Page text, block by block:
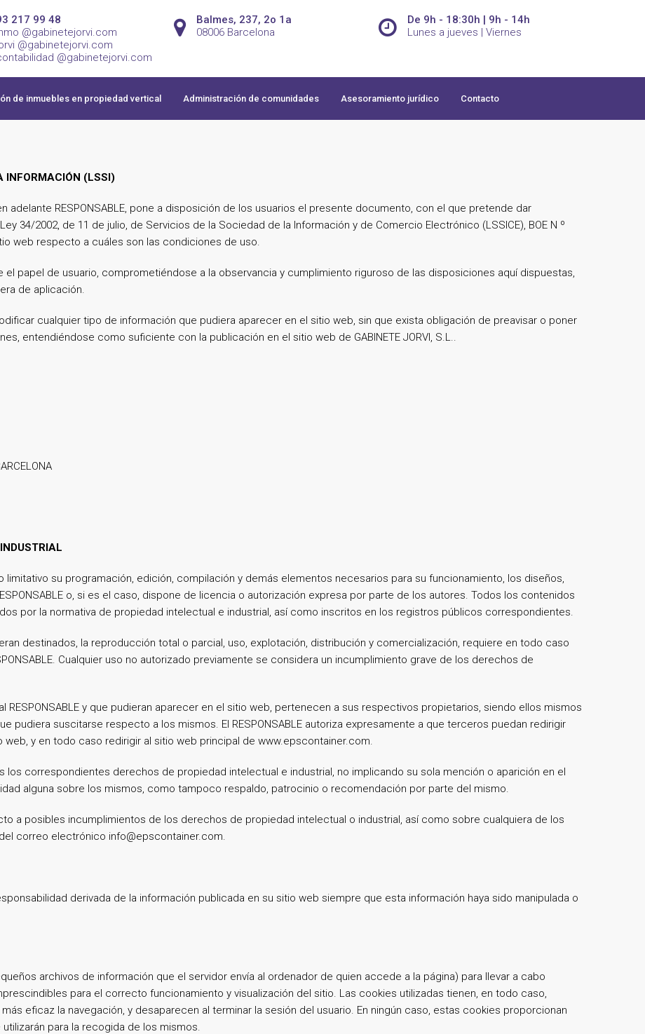
De 9h - 18:30h | 9h - 14h
Lunes a jueves | Viernes
Balmes, 237, 2o 1a
08006 Barcelona
217 99 48
@gabinetejorvi.com
@gabinetejorvi.com
@gabinetejorvi.com
de inmuebles en propiedad vertical Administración de comunidades Asesoramiento jurídico Contacto
INFORMACIÓN (LSSI)
adelante RESPONSABLE, pone a disposición de los usuarios el presente documento, con el que pretende dar
34/2002, de 11 de julio, de Servicios de la Sociedad de la Información y de Comercio Electrónico (LSSICE), BOE N º
web respecto a cuáles son las condiciones de uso.
papel de usuario, comprometiéndose a la observancia y cumplimiento riguroso de las disposiciones aquí dispuestas,
de aplicación.
cualquier tipo de información que pudiera aparecer en el sitio web, sin que exista obligación de preavisar o poner
entendiéndose como suficiente con la publicación en el sitio web de GABINETE JORVI, S.L..
limitativo su programación, edición, compilación y demás elementos necesarios para su funcionamiento, los diseños,
o, si es el caso, dispone de licencia o autorización expresa por parte de los autores. Todos los contenidos
por la normativa de propiedad intelectual e industrial, así como inscritos en los registros públicos correspondientes.
destinados, la reproducción total o parcial, uso, explotación, distribución y comercialización, requiere en todo caso
Cualquier uso no autorizado previamente se considera un incumplimiento grave de los derechos de
y que pudieran aparecer en el sitio web, pertenecen a sus respectivos propietarios, siendo ellos mismos
pudiera suscitarse respecto a los mismos. El RESPONSABLE autoriza expresamente a que terceros puedan redirigir
y en todo caso redirigir al sitio web principal de www.epscontainer.com.
los correspondientes derechos de propiedad intelectual e industrial, no implicando su sola mención o aparición en el
alguna sobre los mismos, como tampoco respaldo, patrocinio o recomendación por parte del mismo.
a posibles incumplimientos de los derechos de propiedad intelectual o industrial, así como sobre cualquiera de los
correo electrónico info@epscontainer.com.
derivada de la información publicada en su sitio web siempre que esta información haya sido manipulada o
archivos de información que el servidor envía al ordenador de quien accede a la página) para llevar a cabo
para el correcto funcionamiento y visualización del sitio. Las cookies utilizadas tienen, en todo caso,
eficaz la navegación, y desaparecen al terminar la sesión del usuario. En ningún caso, estas cookies proporcionan
para la recogida de los mismos.